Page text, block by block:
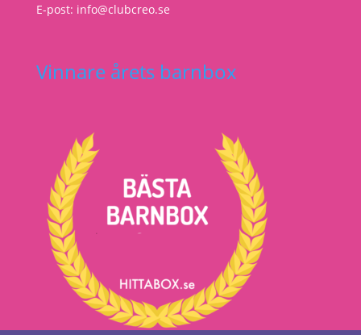
E-post: info@clubcreo.se
Vinnare årets barnbox